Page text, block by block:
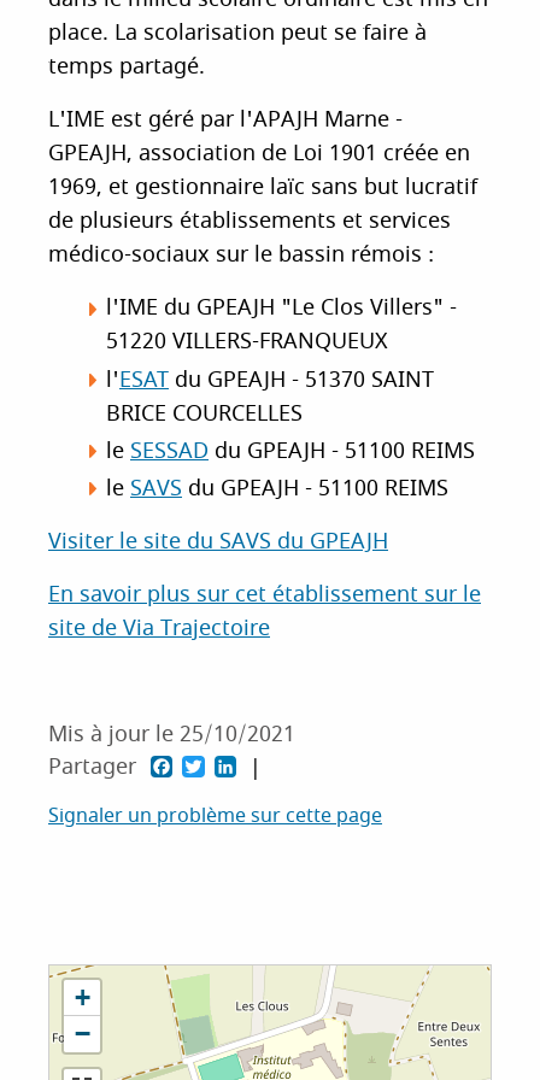
place. La scolarisation peut se faire à
temps partagé.
L'IME est géré par l'APAJH Marne -
GPEAJH, association de Loi 1901 créée en
1969, et gestionnaire laïc sans but lucratif
de plusieurs établissements et services
médico-sociaux sur le bassin rémois :
l'IME du GPEAJH "Le Clos Villers" -
51220 VILLERS-FRANQUEUX
l'ESAT du GPEAJH - 51370 SAINT
BRICE COURCELLES
le SESSAD du GPEAJH - 51100 REIMS
le SAVS du GPEAJH - 51100 REIMS
Visiter le site du SAVS du GPEAJH
En savoir plus sur cet établissement sur le
site de Via Trajectoire
Mis à jour le 25/10/2021
Partager
P
a
g
e
r
P
a
g
e
r
P
a
g
e
r
Signaler un problème sur cette page
+
−